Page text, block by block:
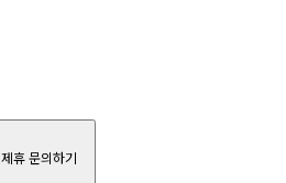
제휴 문의하기